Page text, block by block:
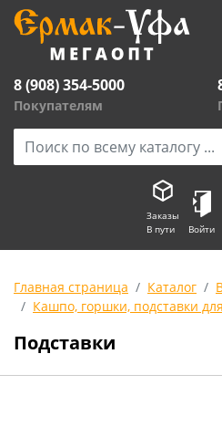
8 (908) 354-5000
Покупателям
Заказы
В пути
Войти
Главная страница Каталог
Кашпо, горшки, подставки
Подставки